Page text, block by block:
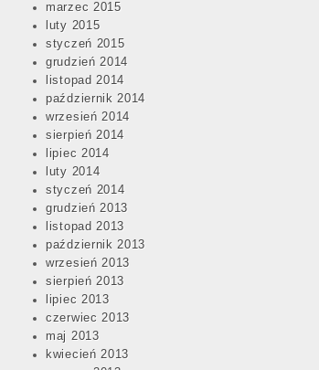
marzec 2015
luty 2015
styczeń 2015
grudzień 2014
listopad 2014
październik 2014
wrzesień 2014
sierpień 2014
lipiec 2014
luty 2014
styczeń 2014
grudzień 2013
listopad 2013
październik 2013
wrzesień 2013
sierpień 2013
lipiec 2013
czerwiec 2013
maj 2013
kwiecień 2013